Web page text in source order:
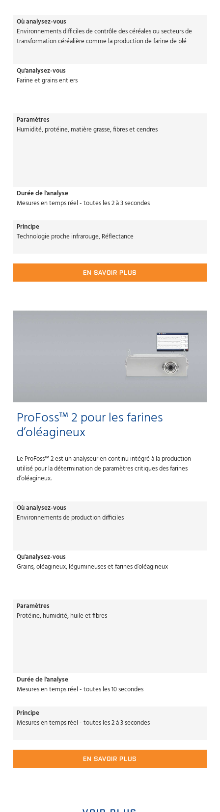
Où analysez-vous
Environnements difficiles de contrôle des céréales ou secteurs de
transformation céréalière comme la production de farine de blé
Qu'analysez-vous
Farine et grains entiers
Paramètres
Humidité, protéine, matière grasse, fibres et cendres
Durée de l'analyse
Mesures en temps réel - toutes les 2 à 3 secondes
Principe
Technologie proche infrarouge, Réflectance
EN SAVOIR PLUS
ProFoss™ 2 pour les farines
d’oléagineux
Le ProFoss™ 2 est un analyseur en continu intégré à la production
utilisé pour la détermination de paramètres critiques des farines
d’oléagineux.
Où analysez-vous
Environnements de production difficiles
Qu'analysez-vous
Grains, oléagineux, légumineuses et farines d’oléagineux
Paramètres
Protéine, humidité, huile et fibres
Durée de l'analyse
Mesures en temps réel - toutes les 10 secondes
Principe
Mesures en temps réel - toutes les 2 à 3 secondes
EN SAVOIR PLUS